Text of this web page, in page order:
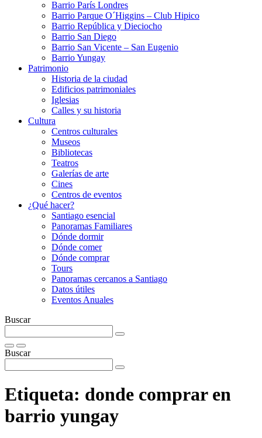
Barrio Parí­s Londres
Barrio Parque O´Higgins – Club Hipico
Barrio República y Dieciocho
Barrio San Diego
Barrio San Vicente – San Eugenio
Barrio Yungay
Patrimonio
Historia de la ciudad
Edificios patrimoniales
Iglesias
Calles y su historia
Cultura
Centros culturales
Museos
Bibliotecas
Teatros
Galerí­as de arte
Cines
Centros de eventos
¿Qué hacer?
Santiago esencial
Panoramas Familiares
Dónde dormir
Dónde comer
Dónde comprar
Tours
Panoramas cercanos a Santiago
Datos útiles
Eventos Anuales
Buscar
Buscar
Etiqueta: donde comprar en
barrio yungay